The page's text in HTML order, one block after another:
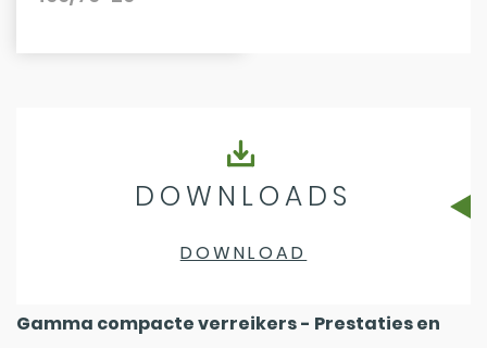
DOWNLOADS
DOWNLOAD
Gamma compacte verreikers - Prestaties en